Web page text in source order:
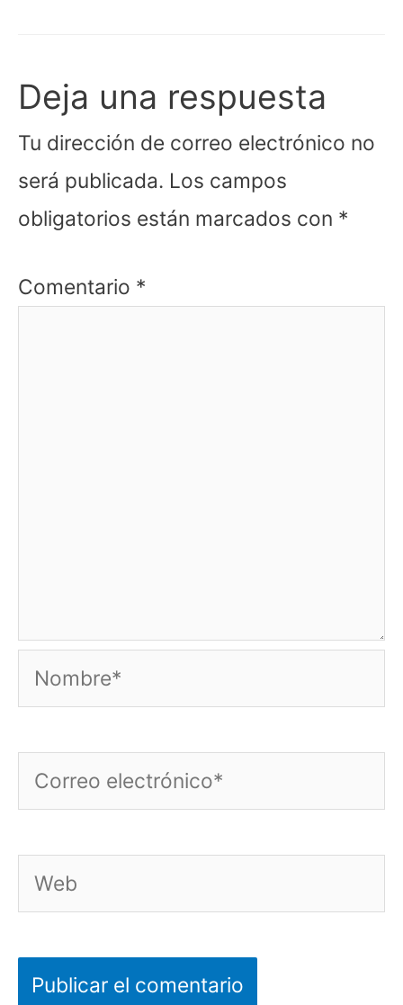
Deja una respuesta
Tu dirección de correo electrónico no
será publicada. Los campos
obligatorios están marcados con *
Comentario *
Nombre*
Correo
electrónico*
Web